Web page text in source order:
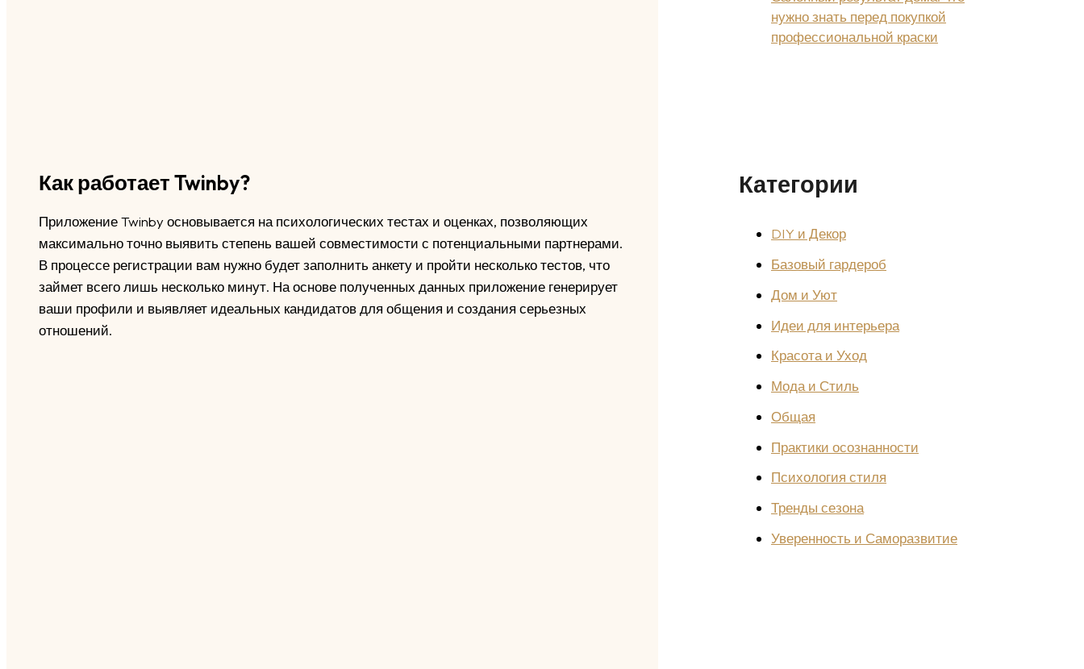
Как работает Twinby?
Приложение Twinby основывается на психологических тестах и оценках, позволяющих
максимально точно выявить степень вашей совместимости с потенциальными партнерами.
В процессе регистрации вам нужно будет заполнить анкету и пройти несколько тестов, что
займет всего лишь несколько минут. На основе полученных данных приложение генерирует
ваши профили и выявляет идеальных кандидатов для общения и создания серьезных
отношений.
нужно знать перед покупкой
профессиональной краски
Категории
DIY и Декор
Базовый гардероб
Дом и Уют
Идеи для интерьера
Красота и Уход
Мода и Стиль
Общая
Практики осознанности
Психология стиля
Тренды сезона
Уверенность и Саморазвитие